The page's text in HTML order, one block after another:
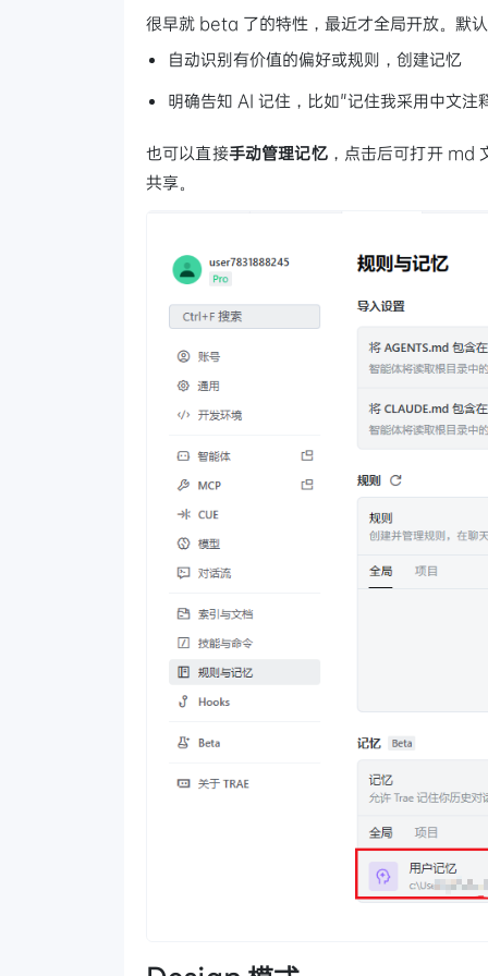
很早就 beta 了的特性，最近才全局开放。默
自动识别有价值的偏好或规则，创建记忆
明确告知 AI 记住，比如"记住我采用中文注
也可以直接手动管理记忆，点击后可打开 md
共享。